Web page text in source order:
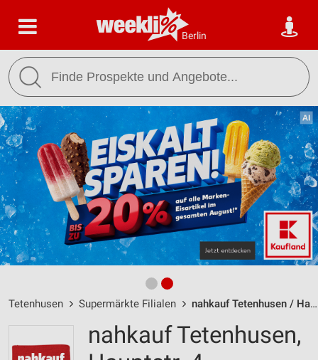
Berlin
Tetenhusen Supermärkte Filialen nahkauf Tetenhusen / Hauptstr. 4 - Öffnungszeiten & Adresse
nahkauf Tetenhusen,